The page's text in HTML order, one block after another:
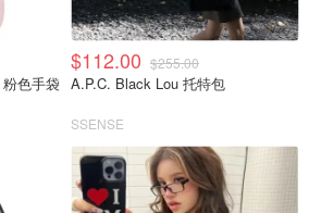
粉色手袋
$112.00 $255.00
A.P.C. Black Lou 托特包
SSENSE